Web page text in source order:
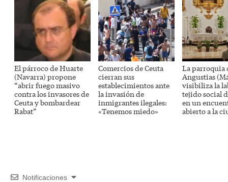
El párroco de Huarte
(Navarra) propone
“abrir fuego masivo
contra los invasores de
Ceuta y bombardear
Rabat”
Comercios de Ceuta
cierran sus
establecimientos ante
la invasión de
inmigrantes ilegales:
«Tenemos miedo»
La parroquia
Angustias
visibiliza la
tejido social
en un
abierto a la
Notificaciones